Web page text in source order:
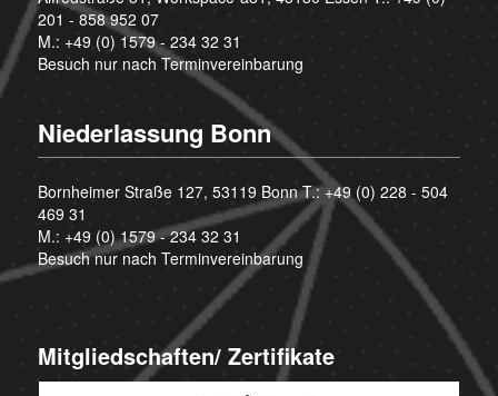
201 - 858 952 07
M.: +49 (0) 1579 - 234 32 31
Besuch nur nach Terminvereinbarung
Niederlassung Bonn
Bornheimer Straße 127, 53119 Bonn T.:+49 (0) 228 - 504
469 31
M.: +49 (0) 1579 - 234 32 31
Besuch nur nach Terminvereinbarung
Mitgliedschaften/ Zertifikate